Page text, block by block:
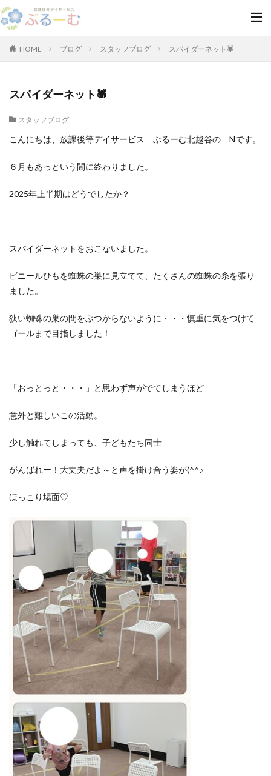
HOME ブログ スタッフブログ スパイダーネット🕷
スパイダーネット🕷
スタッフブログ
こんにちは、放課後等デイサービス ぶるーむ北越谷の Nです。
６月もあっという間に終わりました。
2025年上半期はどうでしたか？
スパイダーネットをおこないました。
ビニールひもを蜘蛛の巣に見立てて、たくさんの蜘蛛の糸を張り
ました。
狭い蜘蛛の巣の間をぶつからないように・・・慎重に気をつけて
ゴールまで目指しました！
「おっとっと・・・」と思わず声がでてしまうほど
意外と難しいこの活動。
少し触れてしまっても、子どもたち同士
がんばれー！大丈夫だよ～と声を掛け合う姿が(^^♪
ほっこり場面♡